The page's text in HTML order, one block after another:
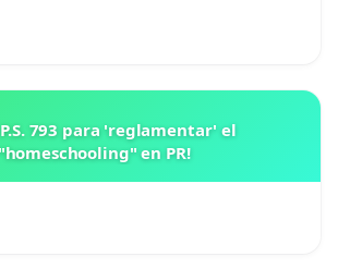
793 para 'reglamentar' el
"homeschooling" en PR!